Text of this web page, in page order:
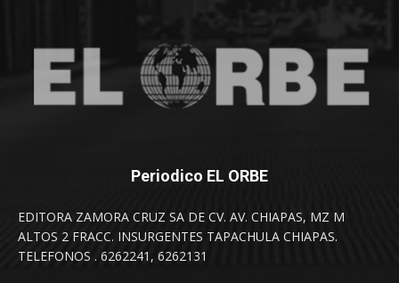
Periodico EL ORBE
EDITORA ZAMORA CRUZ SA DE CV. AV. CHIAPAS, MZ M
ALTOS 2 FRACC. INSURGENTES TAPACHULA CHIAPAS.
TELEFONOS . 6262241, 6262131